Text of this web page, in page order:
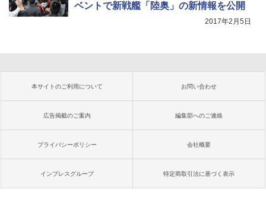
ベントで新戦艦「陸奥」の新情報を公開
2017年2月5日
本サイトのご利用について お問い合わせ
広告掲載のご案内 編集部へのご連絡
プライバシーポリシー 会社概要
インプレスグループ 特定商取引法に基づく表示